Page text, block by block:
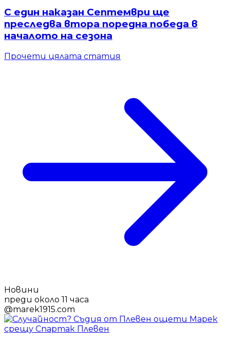
С един наказан Септември ще
преследва втора поредна победа в
началото на сезона
Прочети цялата статия
Новини
преди около 11 часа
@marek1915.com